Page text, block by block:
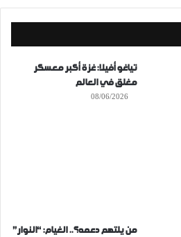
تياغو أفيلا: غزة أكبر معسكر
مغلق في العالم
08/06/2026
من يلتهم دعمه؟.. الغيام: “النوار”